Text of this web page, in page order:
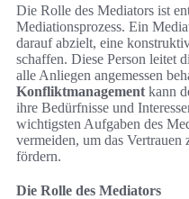
Die Rolle des Mediators ist
Mediationsprozess. Ein
darauf abzielt, eine
schaffen. Diese Person leitet
alle Anliegen angemessen
Konfliktmanagement kann
ihre Bedürfnisse und
wichtigsten Aufgaben des
vermeiden, um das
fördern.
Die Rolle des Mediators